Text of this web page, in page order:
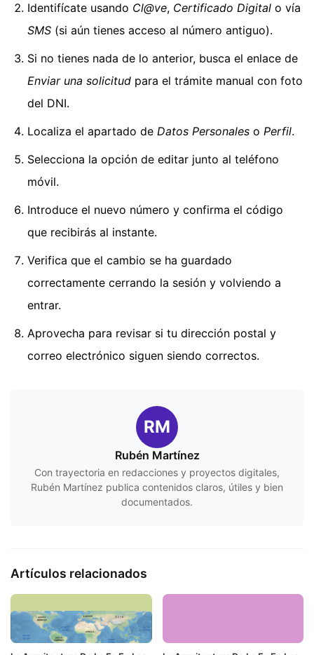
Identifícate usando Cl@ve, Certificado Digital o vía
SMS (si aún tienes acceso al número antiguo).
Si no tienes nada de lo anterior, busca el enlace de
Enviar una solicitud para el trámite manual con foto
del DNI.
Localiza el apartado de Datos Personales o Perfil.
Selecciona la opción de editar junto al teléfono
móvil.
Introduce el nuevo número y confirma el código
que recibirás al instante.
Verifica que el cambio se ha guardado
correctamente cerrando la sesión y volviendo a
entrar.
Aprovecha para revisar si tu dirección postal y
correo electrónico siguen siendo correctos.
RM
Rubén Martínez
Con trayectoria en redacciones y proyectos digitales,
Rubén Martínez publica contenidos claros, útiles y bien
documentados.
Artículos relacionados